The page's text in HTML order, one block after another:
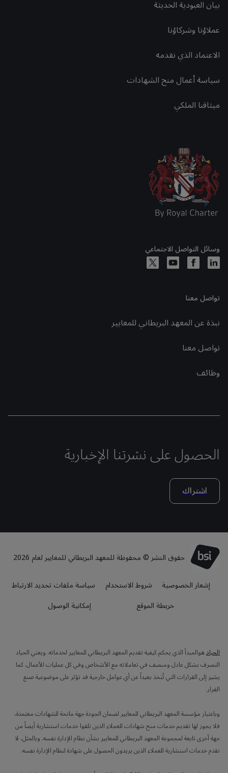
بيان العبودية الحديثة
عملاؤنا وشركاؤنا
الاعتماد الذي نقدمه
سياسة أعمال منح الشهادات
ميثاقنا الملكي
وسائل التواصل الاجتماعي
تواصل معنا
نبذة عن المعهد البريطاني للمعايير
تواصل معنا
وظائف
الحصول على نشرتنا الإخبارية
اشتراك
حقوق النشر © محفوظة للمعهد البريطاني للمعايير لعام 2026
إشعار الخصوصية
شروط الاستخدام
سياسة ملفات تحديد الارتباط
خريطة الموقع
إمكانية الوصول
الحيادهوالمبدأ الذي يحكم كيفية تقديم المعهد البريطاني للمعايير لخدماته. ويعني الحياد
التصرف بشكل عادل ومنصف في تعاملاته مع الأشخاص وفي كل عمليات الأعمال. كما
يشير إلى القرارات التي تُتخذ بعيداً عن أي عوامل خارجية قد تؤثر على موضوعية صنع
القرار.
وباعتبار مؤسسة المعهد البريطاني للمعايير لضمان الجودة جهة مانحة للشهادات معتمدة،
فلا يجوز لها تقديم خدمات منح شهادات للعملاء الذين تلقوا خدمات استشارية أيضاً من
جهة أخرى تابعة لمجموعة المعهد البريطاني للمعايير بشأن نظام الإدارة نفسه. وبالمثل، لا
نقدم خدمات استشارية للعملاء الذين يريدون الحصول على شهادة لنظام الإدارة نفسه.